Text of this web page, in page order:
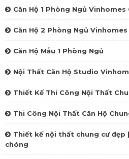
Căn Hộ 1 Phòng Ngủ Vinhomes
Căn Hộ 2 Phòng Ngủ
Căn Hộ Mẫu 1 Phòng Ngủ
Nội Thất Căn Hộ Studio
Thiết Kế Thi Công Nội Thất
Thi Công Nội Thất Căn Hộ
Thiết kế nội thất chung cư
chóng‎